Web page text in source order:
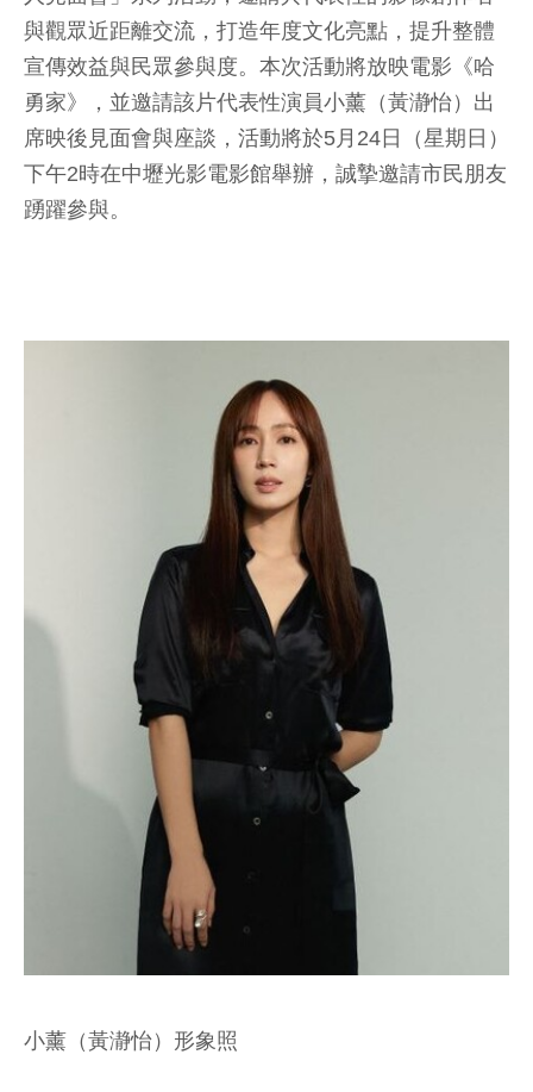
與觀眾近距離交流，打造年度文化亮點，提升整體
宣傳效益與民眾參與度。本次活動將放映電影《哈
勇家》，並邀請該片代表性演員小薰（黃瀞怡）出
席映後見面會與座談，活動將於5月24日（星期日）
下午2時在中壢光影電影館舉辦，誠摯邀請市民朋友
踴躍參與。
小薰（黃瀞怡）形象照